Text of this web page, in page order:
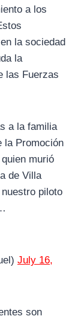
a los
la sociedad
la
las Fuerzas
a la familia
la Promoción
murió
de Villa
piloto
July 16,
son